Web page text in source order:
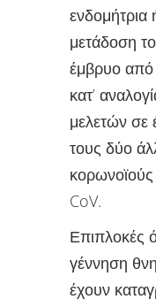
ενδομήτρια
μετάδοση
έμβρυο
κατ’
μελετών σε
τους δύο
κορωνοϊούς
CoV.
Επιπλοκές
γέννηση
έχουν